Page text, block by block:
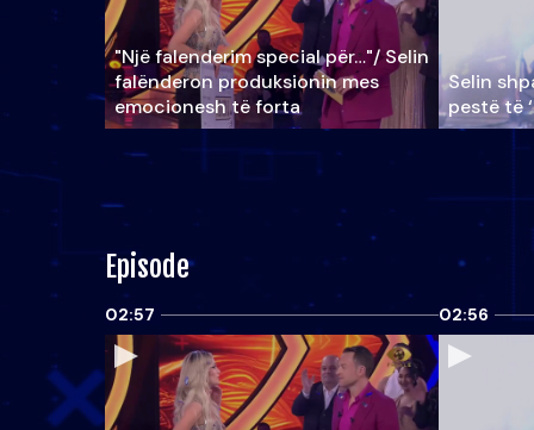
"Një falenderim special për…"/ Selin
falënderon produksionin mes
emocionesh të forta
Selin
pestë të
Episode
02:57 02:56